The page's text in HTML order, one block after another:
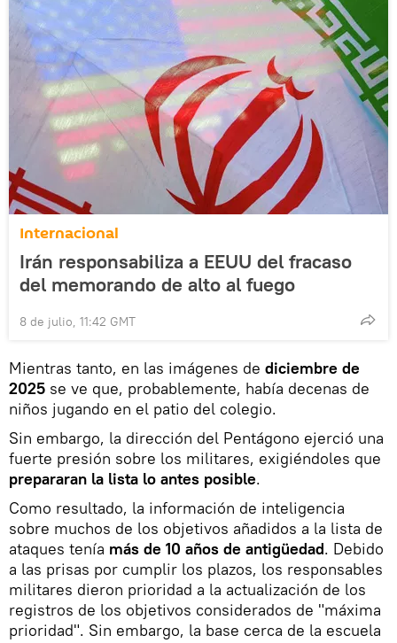
Internacional
Irán responsabiliza a EEUU del fracaso
del memorando de alto al fuego
8 de julio, 11:42 GMT
Mientras tanto, en las imágenes de diciembre de
2025 se ve que, probablemente, había decenas de
niños jugando en el patio del colegio.
Sin embargo, la dirección del Pentágono ejerció una
fuerte presión sobre los militares, exigiéndoles que
prepararan la lista lo antes posible.
Como resultado, la información de inteligencia
sobre muchos de los objetivos añadidos a la lista de
ataques tenía más de 10 años de antigüedad. Debido
a las prisas por cumplir los plazos, los responsables
militares dieron prioridad a la actualización de los
registros de los objetivos considerados de "máxima
prioridad". Sin embargo, la base cerca de la escuela